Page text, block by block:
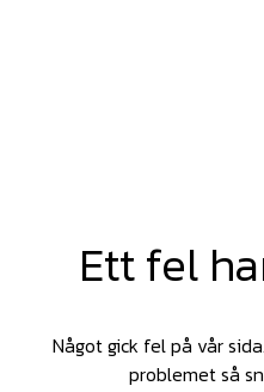
Ett fel
Något gick fel på vår
problemet så